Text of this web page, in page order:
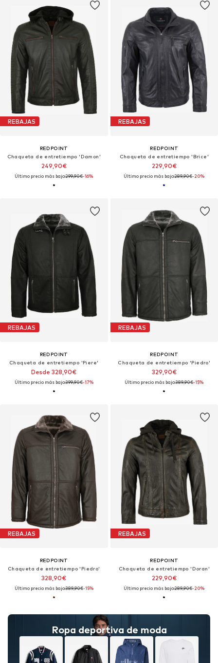
REBAJAS
REDPOINT
Chaqueta de entretiempo 'Damon'
249,90€
Último precio más bajo:299,90€-16%
REBAJAS
REDPOINT
Chaqueta de entretiempo 'Brice'
229,90€
Último precio más bajo:289,90€-20%
REBAJAS
REDPOINT
Chaqueta de entretiempo 'Piere'
Desde 328,90€
Último precio más bajo:399,90€-17%
REBAJAS
REDPOINT
Chaqueta de entretiempo 'Piedro'
329,90€
Último precio más bajo:389,90€-15%
REBAJAS
REDPOINT
Chaqueta de entretiempo 'Piedro'
328,90€
Último precio más bajo:389,90€-15%
Ropa deportiva de moda
REBAJAS
REDPOINT
Chaqueta de entretiempo 'Doran'
229,90€
Último precio más bajo:289,90€-20%